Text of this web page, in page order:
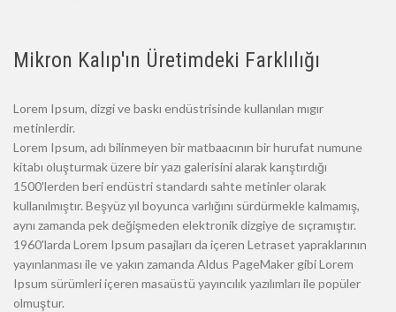
Mikron Kalıp'ın Üretimdeki Farklılığı
Lorem Ipsum, dizgi ve baskı endüstrisinde kullanılan mıgır
metinlerdir.
Lorem Ipsum, adı bilinmeyen bir matbaacının bir hurufat numune
kitabı oluşturmak üzere bir yazı galerisini alarak karıştırdığı
1500'lerden beri endüstri standardı sahte metinler olarak
kullanılmıştır. Beşyüz yıl boyunca varlığını sürdürmekle kalmamış,
aynı zamanda pek değişmeden elektronik dizgiye de sıçramıştır.
1960'larda Lorem Ipsum pasajları da içeren Letraset yapraklarının
yayınlanması ile ve yakın zamanda Aldus PageMaker gibi Lorem
Ipsum sürümleri içeren masaüstü yayıncılık yazılımları ile popüler
olmuştur.